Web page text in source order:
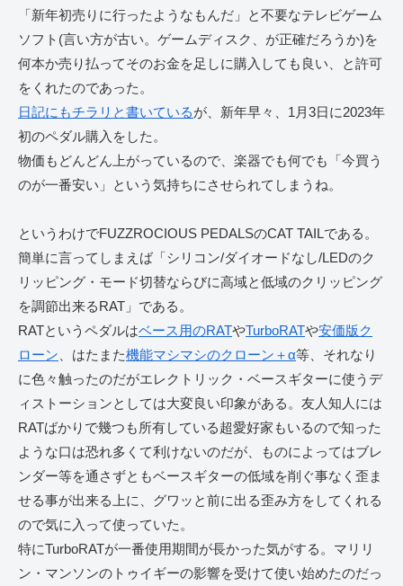
「新年初売りに行ったようなもんだ」と不要なテレビゲーム
ソフト(言い方が古い。ゲームディスク、が正確だろうか)を
何本か売り払ってそのお金を足しに購入しても良い、と許可
をくれたのであった。
日記にもチラリと書いているが、新年早々、1月3日に2023年
初のペダル購入をした。
物価もどんどん上がっているので、楽器でも何でも「今買う
のが一番安い」という気持ちにさせられてしまうね。
というわけでFUZZROCIOUS PEDALSのCAT TAILである。
簡単に言ってしまえば「シリコン/ダイオードなし/LEDのク
リッピング・モード切替ならびに高域と低域のクリッピング
を調節出来るRAT」である。
RATというペダルはベース用のRATやTurboRATや安価版ク
ローン 、はたまた機能マシマシのクローン＋α等、それなり
に色々触ったのだがエレクトリック・ベースギターに使うデ
ィストーションとしては大変良い印象がある。友人知人には
RATばかりで幾つも所有している超愛好家もいるので知った
ような口は恐れ多くて利けないのだが、ものによってはブレ
ンダー等を通さずともベースギターの低域を削ぐ事なく歪ま
せる事が出来る上に、グワッと前に出る歪み方をしてくれる
ので気に入って使っていた。
特にTurboRATが一番使用期間が長かった気がする。マリリ
ン・マンソンのトゥイギーの影響を受けて使い始めたのだっ